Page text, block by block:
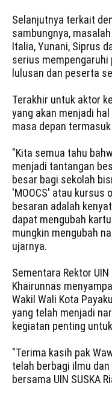
Selanjutnya terkait
sambungnya,
Italia, Yunani, Siprus
serius mempengaruhi
lulusan dan peserta
Terakhir untuk aktor
yang akan menjadi
masa depan
"Kita semua tahu
menjadi tantangan
besar bagi sekolah
'MOOCS' atau kursus
besaran adalah
dapat mengubah
mungkin mengubah
ujarnya.
Sementara Rektor UIN
Khairunnas
Wakil Wali Kota
yang telah menjadi
kegiatan penting
"Terima kasih pak
telah berbagi ilmu
bersama UIN SUSKA